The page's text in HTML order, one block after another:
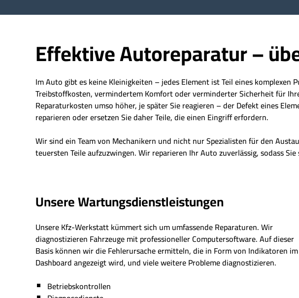
Effektive Autoreparatur –
Im Auto gibt es keine Kleinigkeiten – jedes Element ist Teil eines
Treibstoffkosten, vermindertem Komfort oder verminderter Sicherheit für
Reparaturkosten umso höher, je später Sie reagieren – der Defekt eines
reparieren oder ersetzen Sie daher Teile, die einen Eingriff erfordern.
Wir sind ein Team von Mechanikern und nicht nur Spezialisten für den
teuersten Teile aufzuzwingen. Wir reparieren Ihr Auto zuverlässig, sodass
Unsere Wartungsdienstleistungen
Unsere Kfz-Werkstatt kümmert sich um umfassende Reparaturen. Wir
diagnostizieren Fahrzeuge mit professioneller Computersoftware. Auf dieser
Basis können wir die Fehlerursache ermitteln, die in Form von Indikatoren im
Dashboard angezeigt wird, und viele weitere Probleme diagnostizieren.
Betriebskontrollen